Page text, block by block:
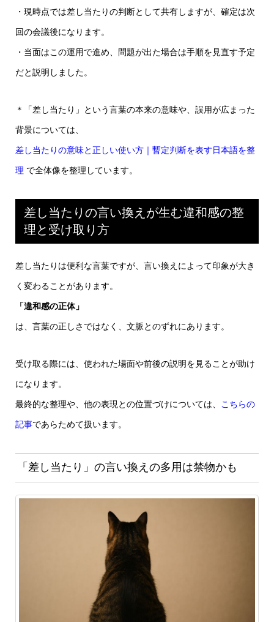
・現時点では差し当たりの判断として共有しますが、確定は次
回の会議後になります。
・当面はこの運用で進め、問題が出た場合は手順を見直す予定
だと説明しました。
＊「差し当たり」という言葉の本来の意味や、誤用が広まった
背景については、
差し当たりの意味と正しい使い方｜暫定判断を表す日本語を整
理 で全体像を整理しています。
差し当たりの言い換えが生む違和感の整
理と受け取り方
差し当たりは便利な言葉ですが、言い換えによって印象が大き
く変わることがあります。
「違和感の正体」
は、言葉の正しさではなく、文脈とのずれにあります。
受け取る際には、使われた場面や前後の説明を見ることが助け
になります。
最終的な整理や、他の表現との位置づけについては、 こちらの
記事であらためて扱います。
「差し当たり」の言い換えの多用は禁物かも